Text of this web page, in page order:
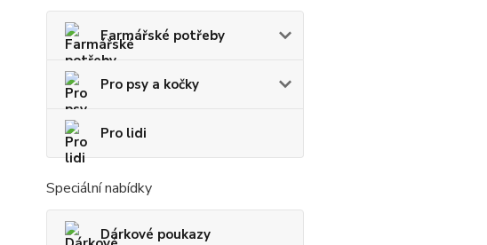
Farmářské potřeby
Pro psy a kočky
Pro lidi
Speciální nabídky
Dárkové poukazy